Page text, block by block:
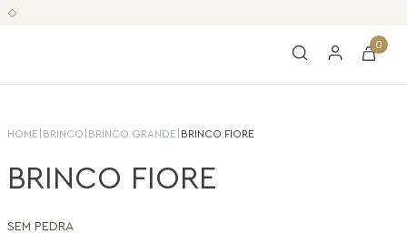
0
HOME BRINCO BRINCO GRANDE BRINCO FIORE
BRINCO FIORE
SEM PEDRA